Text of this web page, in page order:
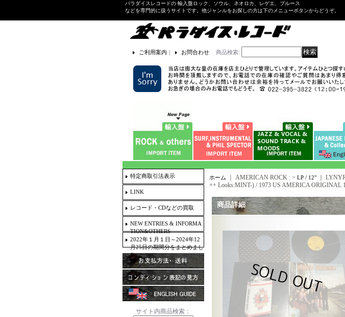
パラダイスレコードの 輸入盤ロック、ソウル、ネオロカ、レゲエ、ブルース
などを専門的に扱うサイトです。他ジャンルをお探しの方は下のメニューボタンからどうぞ。
ご利用案内 ｜ お問合わせ 商品検索:
特定商取引法表示
LINK
レコード・CDなどの買取
NEW ENTRIES & INFORMA
TION&OTHERS
2022年１月１日～2024年12
月25日の期間分をまとめまし
た。
サイト内商品検索：
ホーム ｜ AMERICAN ROCK : > LP / 12"｜
++ Looks:MINT-) / 1973 US AMERICA ORIGINAL
商品詳細